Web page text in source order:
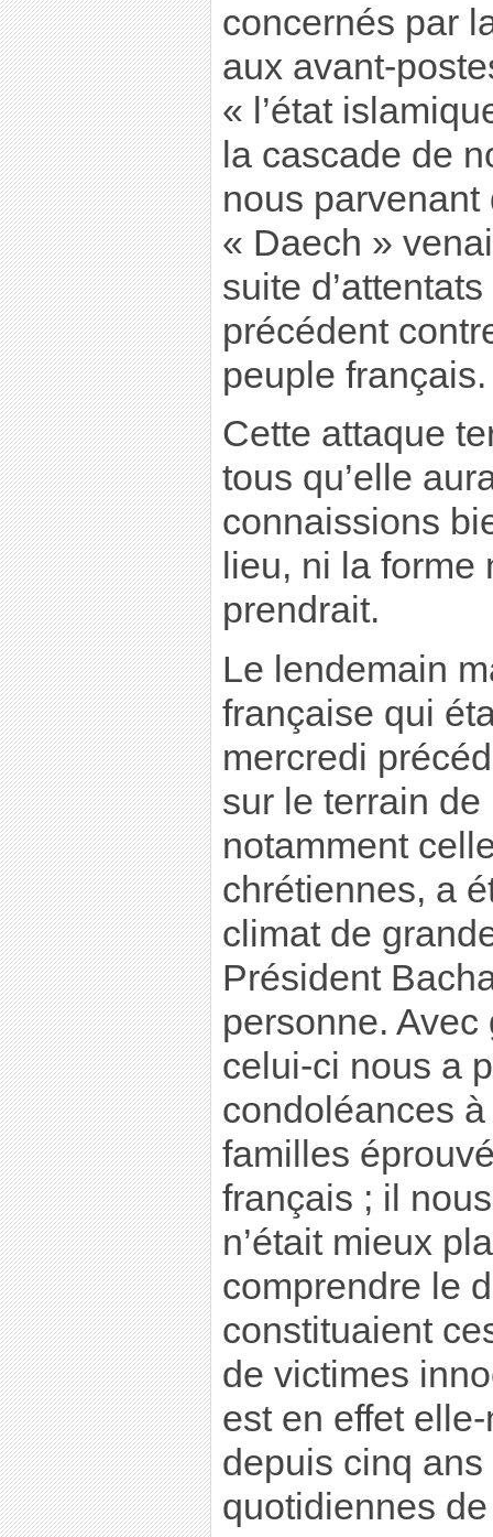
concernés par
aux avant-
« l’état
la cascade de
nous parvenant
« Daech »
suite
précédent
peuple français.
Cette attaque
tous qu’elle
connaissions
lieu, ni la forme
prendrait.
Le lendemain
française qui
mercredi
sur le terrain
notamment
chrétiennes, a
climat de
Président
personne.
celui-ci nous a
condoléances à
familles
français ; il
n’était mieux
comprendre le
constituaient
de victimes
est en effet
depuis cinq
quotidiennes